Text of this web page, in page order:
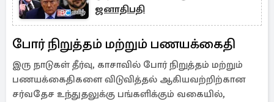
ஜனாதிபதி
போர் நிறுத்தம் மற்றும் பணயக்கைதி
இரு நாடுகள் தீர்வு, காசாவில் போர் நிறுத்தம் மற்றும்
பணயக்கைதிகளை விடுவித்தல் ஆகியவற்றிற்கான
சர்வதேச உந்துதலுக்கு பங்களிக்கும் வகையில்,